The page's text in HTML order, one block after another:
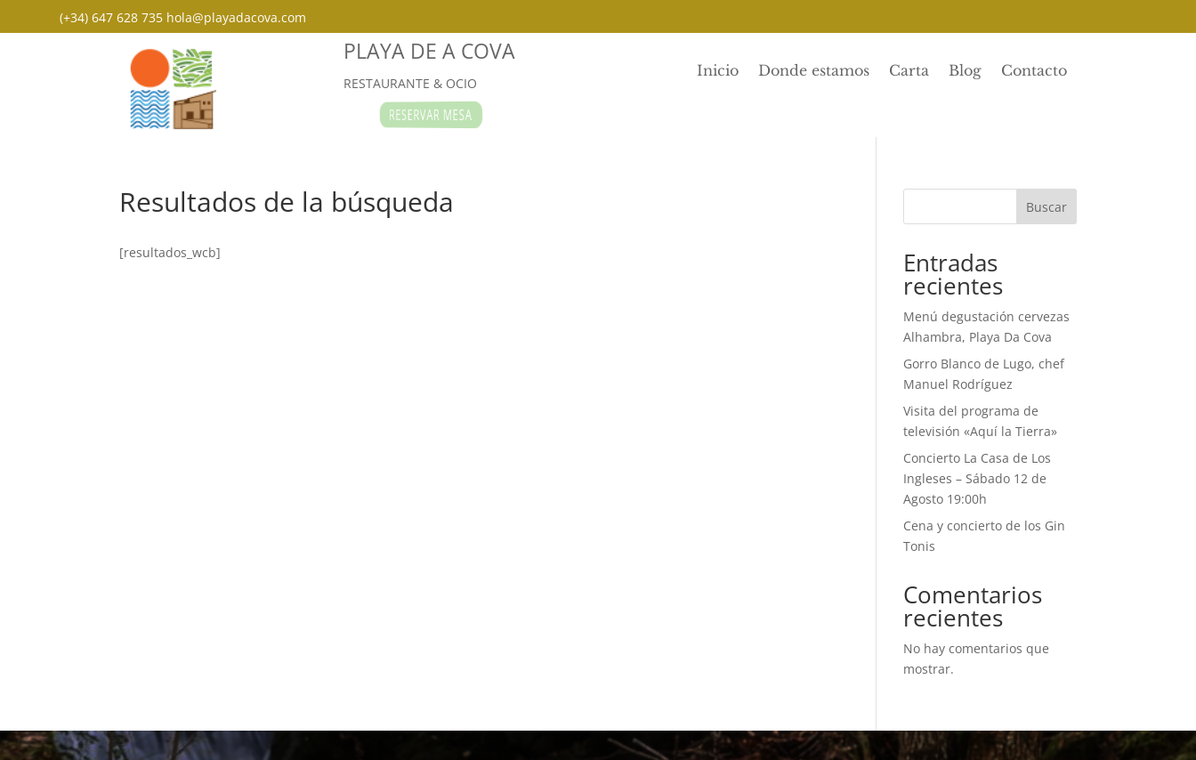
(+34) 647 628 735 hola@playadacova.com
PLAYA DE A COVA
RESTAURANTE & OCIO
RESERVAR MESA
Inicio Donde estamos Carta Blog Contacto
Resultados de la búsqueda
[resultados_wcb]
Buscar
Entradas
recientes
Menú degustación cervezas
Alhambra, Playa Da Cova
Gorro Blanco de Lugo, chef
Manuel Rodríguez
Visita del programa de
televisión «Aquí la Tierra»
Concierto La Casa de Los
Ingleses – Sábado 12 de
Agosto 19:00h
Cena y concierto de los Gin
Tonis
Comentarios
recientes
No hay comentarios que
mostrar.